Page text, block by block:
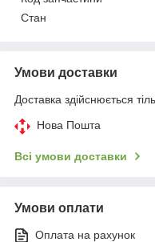
Стан
Умови доставки
Доставка здійснюється
Нова Пошта
Всі умови доставки
Умови оплати
Оплата на рахунок